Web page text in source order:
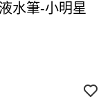
水筆-小明星